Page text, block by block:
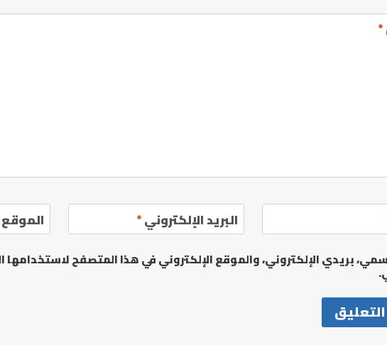
*
البريد الإلكتروني* الموقع
بريدي الإلكتروني، والموقع الإلكتروني في هذا المتصفح لاستخدامها